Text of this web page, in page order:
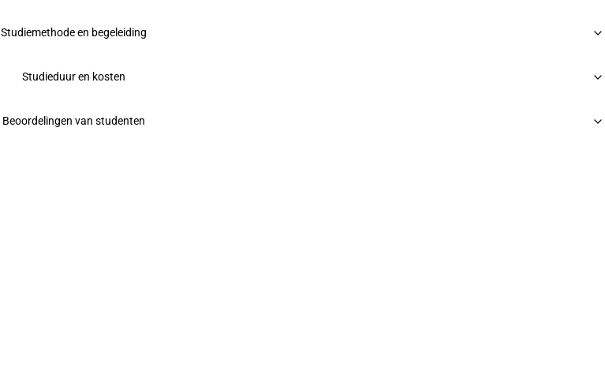
Studiemethode en begeleiding
Studieduur en kosten
Beoordelingen van studenten